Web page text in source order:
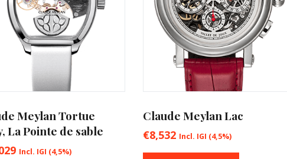
Meylan Tortue
La Pointe de sable
Incl. IGI (4,5%)
Claude Meylan Lac
€8,532 Incl. IGI (4,5%)